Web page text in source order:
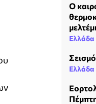
Ο
Ελλάδα
Ελλάδα